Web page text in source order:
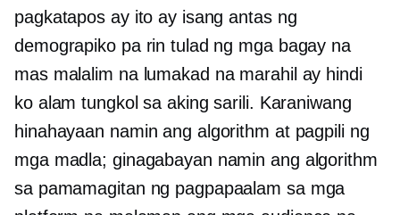
pagkatapos ay ito ay isang antas ng
demograpiko pa rin tulad ng mga bagay na
mas malalim na lumakad na marahil ay hindi
ko alam tungkol sa aking sarili. Karaniwang
hinahayaan namin ang algorithm at pagpili ng
mga madla; ginagabayan namin ang algorithm
sa pamamagitan ng pagpapaalam sa mga